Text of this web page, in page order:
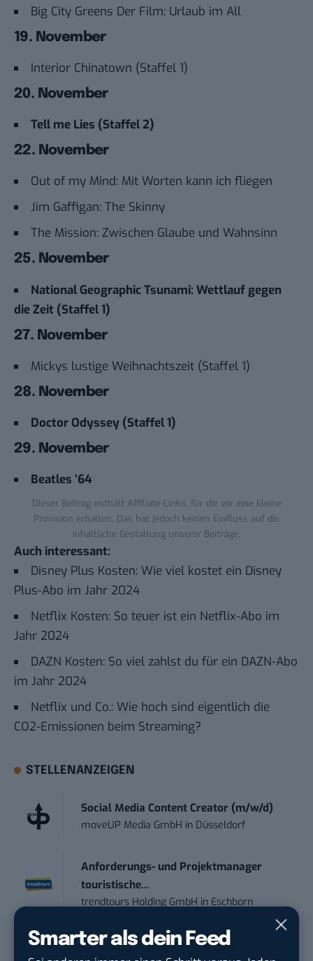
Smarter als dein Feed
Big City Greens Der Film: Urlaub im All
19. November
Interior Chinatown (Staffel 1)
20. November
Tell me Lies (Staffel 2)
22. November
Out of my Mind: Mit Worten kann ich fliegen
Jim Gaffigan: The Skinny
The Mission: Zwischen Glaube und Wahnsinn
25. November
National Geographic Tsunami: Wettlauf gegen
die Zeit (Staffel 1)
27. November
Mickys lustige Weihnachtszeit (Staffel 1)
28. November
Doctor Odyssey (Staffel 1)
29. November
Beatles ’64
Dieser Beitrag enthält Affiliate-Links, für die wir eine kleine
Provision erhalten. Das hat jedoch keinen Einfluss auf die
inhaltliche Gestaltung unserer Beiträge.
Auch interessant:
Disney Plus Kosten: Wie viel kostet ein Disney
Plus-Abo im Jahr 2024
Netflix Kosten: So teuer ist ein Netflix-Abo im
Jahr 2024
DAZN Kosten: So viel zahlst du für ein DAZN-Abo
im Jahr 2024
Netflix und Co.: Wie hoch sind eigentlich die
CO2-Emissionen beim Streaming?
STELLENANZEIGEN
Social Media Content Creator (m/w/d)
moveUP Media GmbH in Düsseldorf
Anforderungs- und Projektmanager
touristische...
trendtours Holding GmbH in Eschborn
Werkstudent (m/w/d) im Bereich